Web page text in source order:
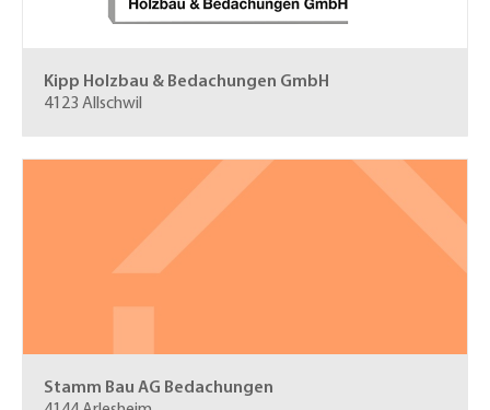
Kipp Holzbau & Bedachungen GmbH
4123 Allschwil
Stamm Bau AG Bedachungen